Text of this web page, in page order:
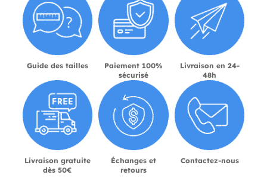
Guide des tailles
Paiement 100%
sécurisé
Livraison en 24-
48h
Livraison gratuite
dès 50€
Échanges et
retours
Contactez-nous